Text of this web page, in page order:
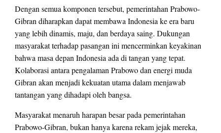
Dengan semua komponen tersebut, pemerintahan Prabowo-
Gibran diharapkan dapat membawa Indonesia ke era baru
yang lebih dinamis, maju, dan berdaya saing. Dukungan
masyarakat terhadap pasangan ini mencerminkan keyakinan
bahwa masa depan Indonesia ada di tangan yang tepat.
Kolaborasi antara pengalaman Prabowo dan energi muda
Gibran akan menjadi kekuatan utama dalam menjawab
tantangan yang dihadapi oleh bangsa.
Masyarakat menaruh harapan besar pada pemerintahan
Prabowo-Gibran, bukan hanya karena rekam jejak mereka,